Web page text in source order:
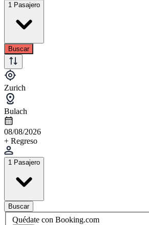
1 Pasajero
Buscar
Zurich
Bulach
08/08/2026
+ Regreso
1 Pasajero
Buscar
Quédate con Booking.com